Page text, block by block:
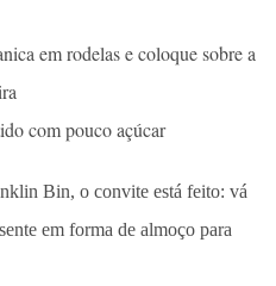
em rodelas e coloque sobre a
com pouco açúcar
Bin, o convite está feito: vá
em forma de almoço para